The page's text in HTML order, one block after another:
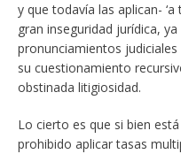
y que todavía las aplican-
gran inseguridad jurídica,
pronunciamientos
su cuestionamiento
obstinada litigiosidad.
Lo cierto es que si bien
prohibido aplicar tasas